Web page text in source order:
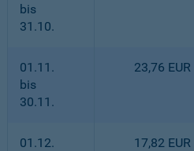
bis
31.10.
01.11.
bis
30.11.
23,76 EUR
01.12.
17,82 EUR